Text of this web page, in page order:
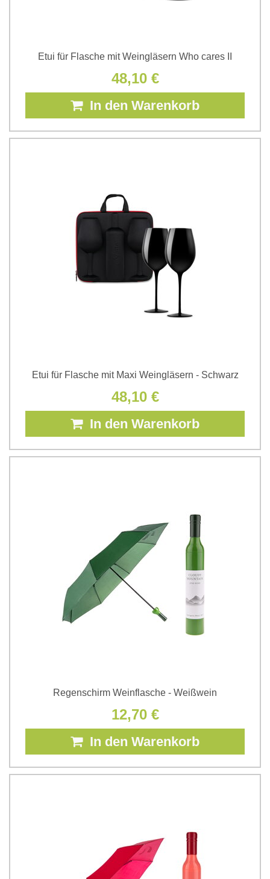
Etui für Flasche mit Weingläsern Who cares II
48,10 €
In den Warenkorb
Etui für Flasche mit Maxi Weingläsern - Schwarz
48,10 €
In den Warenkorb
Regenschirm Weinflasche - Weißwein
12,70 €
In den Warenkorb